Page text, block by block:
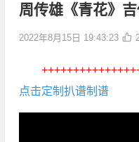
周传雄《青花》
2022年8月15日 19:43:23
点击定制扒谱制谱